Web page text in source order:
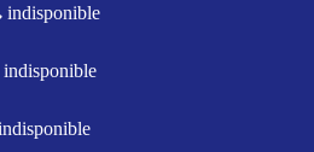
indisponible
indisponible